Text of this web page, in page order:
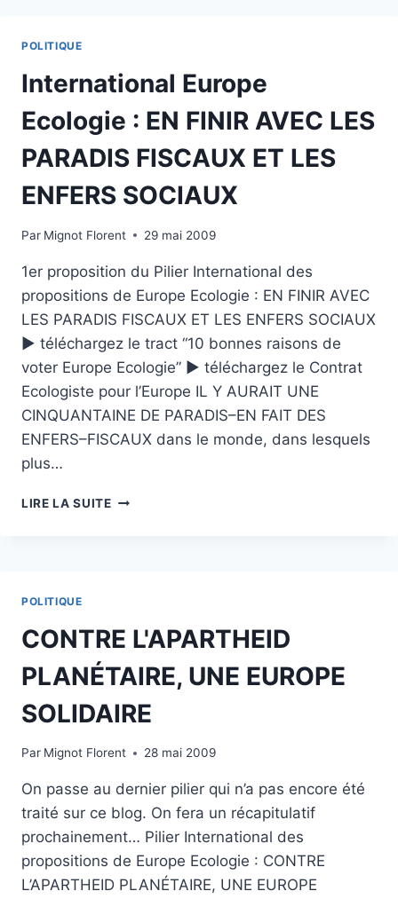
UN
DROIT
FONDAMENTAL
DES
PEUPLES
POLITIQUE
International Europe
Ecologie : EN FINIR AVEC LES
PARADIS FISCAUX ET LES
ENFERS SOCIAUX
Par Mignot Florent 29 mai 2009
1er proposition du Pilier International des
propositions de Europe Ecologie : EN FINIR AVEC
LES PARADIS FISCAUX ET LES ENFERS SOCIAUX
► téléchargez le tract “10 bonnes raisons de
voter Europe Ecologie” ► téléchargez le Contrat
Ecologiste pour l’Europe IL Y AURAIT UNE
CINQUANTAINE DE PARADIS–EN FAIT DES
ENFERS–FISCAUX dans le monde, dans lesquels
plus…
LIRE LA SUITEINTERNATIONAL
LES
PARADIS
FISCAUX
ET
LES
ENFERS
POLITIQUE
CONTRE L'APARTHEID
PLANÉTAIRE, UNE EUROPE
SOLIDAIRE
Par Mignot Florent 28 mai 2009
On passe au dernier pilier qui n’a pas encore été
traité sur ce blog. On fera un récapitulatif
prochainement… Pilier International des
propositions de Europe Ecologie : CONTRE
L’APARTHEID PLANÉTAIRE, UNE EUROPE